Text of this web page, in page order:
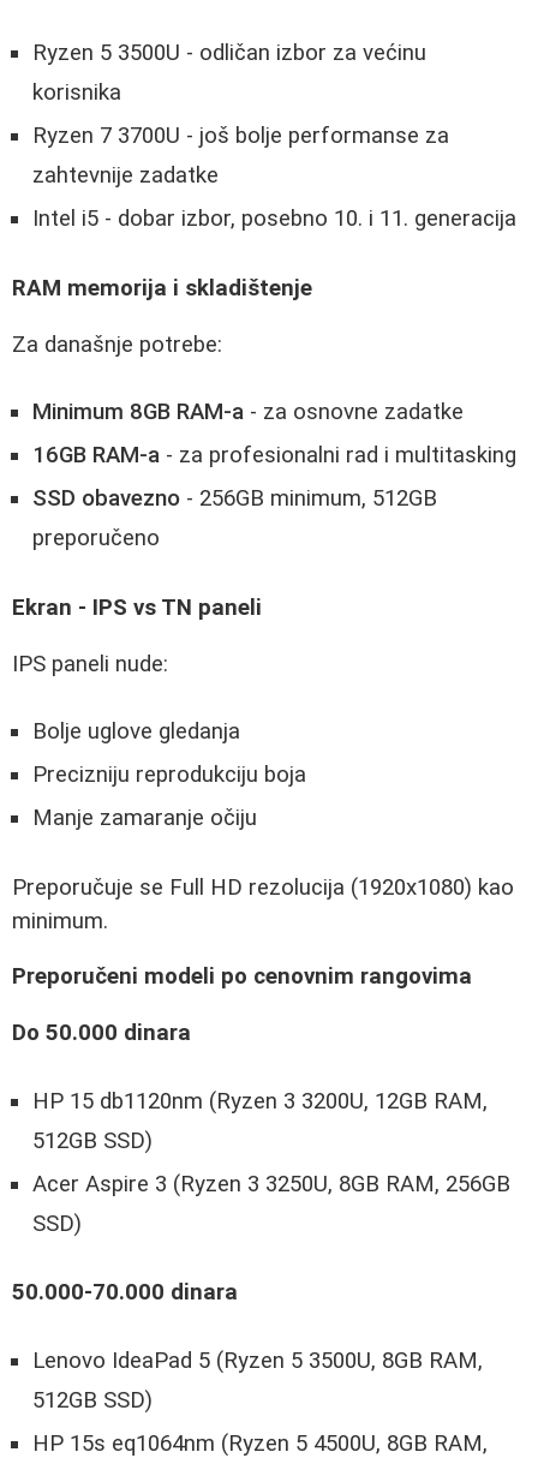
Ryzen 5 3500U - odličan izbor za većinu
korisnika
Ryzen 7 3700U - još bolje performanse za
zahtevnije zadatke
Intel i5 - dobar izbor, posebno 10. i 11. generacija
RAM memorija i skladištenje
Za današnje potrebe:
Minimum 8GB RAM-a - za osnovne zadatke
16GB RAM-a - za profesionalni rad i multitasking
SSD obavezno - 256GB minimum, 512GB
preporučeno
Ekran - IPS vs TN paneli
IPS paneli nude:
Bolje uglove gledanja
Precizniju reprodukciju boja
Manje zamaranje očiju
Preporučuje se Full HD rezolucija (1920x1080) kao
minimum.
Preporučeni modeli po cenovnim rangovima
Do 50.000 dinara
HP 15 db1120nm (Ryzen 3 3200U, 12GB RAM,
512GB SSD)
Acer Aspire 3 (Ryzen 3 3250U, 8GB RAM, 256GB
SSD)
50.000-70.000 dinara
Lenovo IdeaPad 5 (Ryzen 5 3500U, 8GB RAM,
512GB SSD)
HP 15s eq1064nm (Ryzen 5 4500U, 8GB RAM,